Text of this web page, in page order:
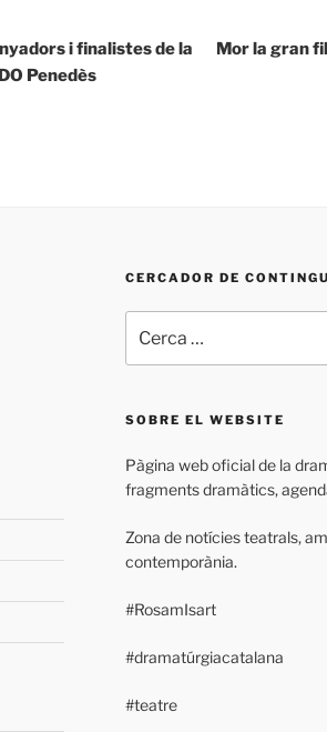
i finalistes de la
Penedès
Mor la gran
CERCADOR DE
SOBRE EL WEBSITE
Pàgina web oficial de la
fragments dramàtics,
Zona de notícies teatrals,
contemporània.
#RosamIsart
#dramatúrgiacatalana
#teatre